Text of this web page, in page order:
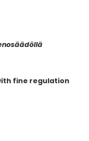
fine regulation